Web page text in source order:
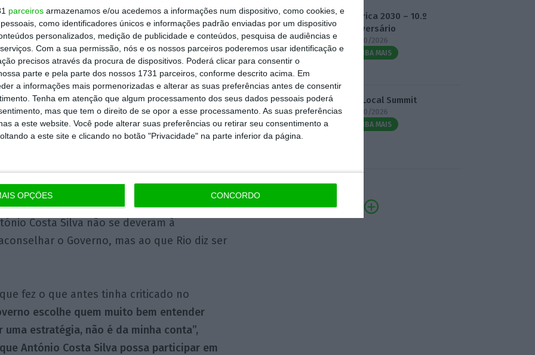
parceiros armazenamos e/ou acedemos a informações num dispositivo, como cookies, e
como identificadores únicos e informações padrão enviadas por um dispositivo
personalizados, medição de publicidade e conteúdos, pesquisa de audiências e
Com a sua permissão, nós e os nossos parceiros poderemos usar identificação e
precisos através da procura de dispositivos. Poderá clicar para consentir o
parte e pela parte dos nossos 1731 parceiros, conforme descrito acima. Em
a informações mais pormenorizadas e alterar as suas preferências antes de consentir
Tenha em atenção que algum processamento dos seus dados pessoais poderá
mas que tem o direito de se opor a esse processamento. As suas preferências
a este website. Você pode alterar suas preferências ou retirar seu consentimento a
a este site e clicando no botão "Privacidade" na parte inferior da página.
OPÇÕES CONCORDO
não existirem”, mas não excluiu esse
la se entender que há razões, não serei
feita, não me movo dessa forma,
do pais pode não ser provocar uma crise”,
ser “um bocadinho mais” do que os 7,5%
olay-offdeve manter-se até final do ano
“inevitável” que uma parte continue
que as críticas recentes ao primeiro-
Costa Silva não se deveram à
o Governo, mas ao que Rio diz ser
fez o que antes tinha criticado no
escolhe quem muito bem entender
estratégia, não é da minha conta”,
António Costa Silva possa participar em
Fábrica 2030 – 10.º
Aniversário
14/10/2026
SAIBA MAIS
3.º Local Summit
07/10/2026
SAIBA MAIS